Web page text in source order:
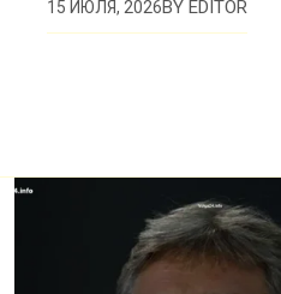
15 ИЮЛЯ, 2026BY EDITOR